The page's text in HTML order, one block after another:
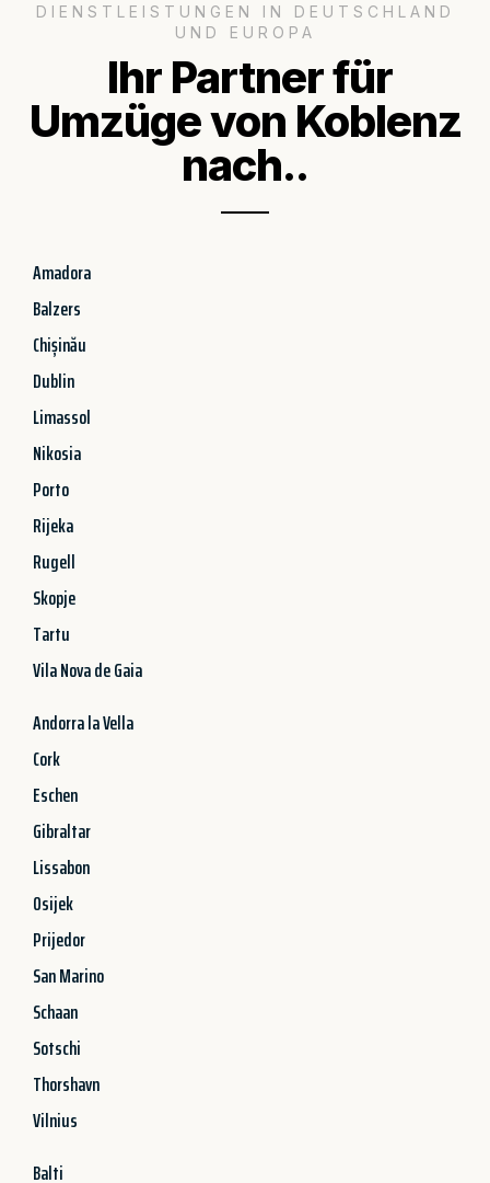
DIENSTLEISTUNGEN IN DEUTSCHLAND
UND EUROPA
Ihr Partner für
Umzüge von Koblenz
nach..
Amadora
Balzers
Chișinău
Dublin
Limassol
Nikosia
Porto
Rijeka
Rugell
Skopje
Tartu
Vila Nova de Gaia
Andorra la Vella
Cork
Eschen
Gibraltar
Lissabon
Osijek
Prijedor
San Marino
Schaan
Sotschi
Thorshavn
Vilnius
Balti